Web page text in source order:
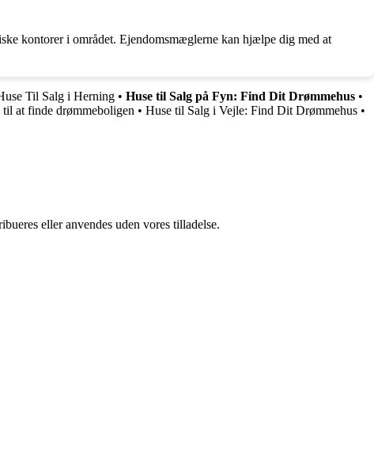
kontorer i området. Ejendomsmæglerne kan hjælpe dig med at
Til Salg i Herning • Huse til Salg på Fyn: Find Dit Drømmehus •
at finde drømmeboligen • Huse til Salg i Vejle: Find Dit Drømmehus •
eller anvendes uden vores tilladelse.